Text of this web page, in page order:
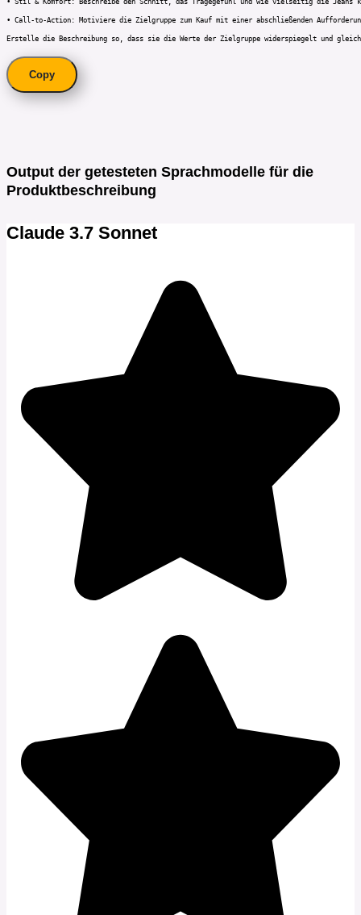
• Call-to-Action: Motiviere die Zielgruppe zum Kauf mit einer abschließenden
Erstelle die Beschreibung so, dass sie die Werte der Zielgruppe widerspiegelt und
Copy
Output der getesteten Sprachmodelle für die
Produktbeschreibung
Claude 3.7 Sonnet